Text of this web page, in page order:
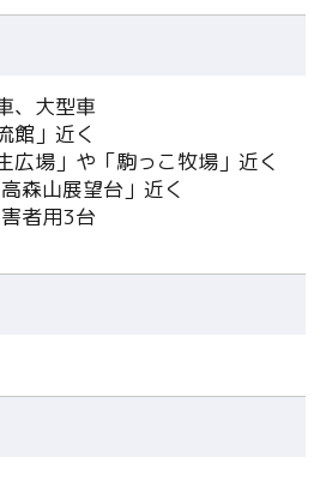
、大型車
館」近く
広場」や「駒っこ牧場」近く
森山展望台」近く
者用3台